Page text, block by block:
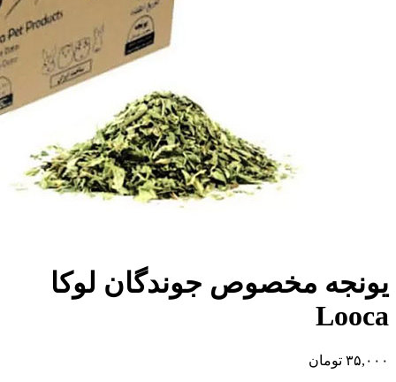
یونجه مخصوص جوندگان لوکا
Looca
۳۵,۰۰۰ تومان